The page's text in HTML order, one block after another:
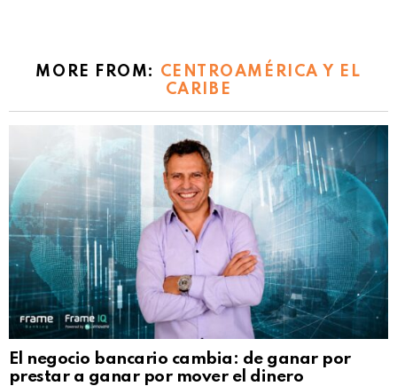
MORE FROM: CENTROAMÉRICA Y EL
CARIBE
El negocio bancario cambia: de ganar por
prestar a ganar por mover el dinero